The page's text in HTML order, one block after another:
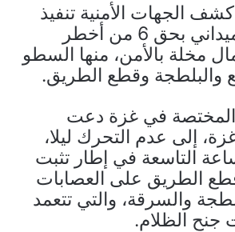
الجهات الأمنية تنفيذ
حكم الإعدام الميداني بحق 6 من أخطر
مخلة بالأمن، منها السطو
والبلطجة وقطع الطريق.
المختصة في غزة دعت
إلى عدم التحرك ليلا،
التاسعة في إطار تثبت
الطريق على العصابات
والسرقة، والتي تتعمد
جنح الظلام.